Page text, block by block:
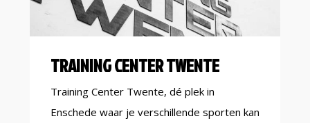
TRAINING CENTER TWENTE
Training Center Twente, dé plek in
Enschede waar je verschillende sporten kan